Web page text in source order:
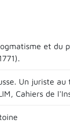
et du
Un juriste
Cahiers de